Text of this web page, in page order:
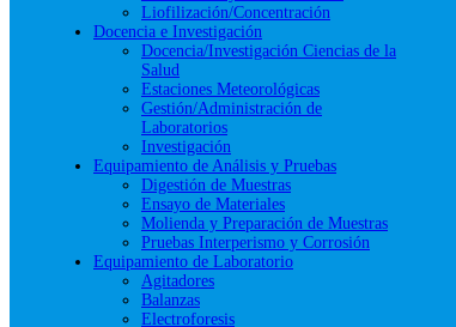
Liofilización/Concentración
Docencia e Investigación
Docencia/Investigación Ciencias de la
Salud
Estaciones Meteorológicas
Gestión/Administración de
Laboratorios
Investigación
Equipamiento de Análisis y Pruebas
Digestión de Muestras
Ensayo de Materiales
Molienda y Preparación de Muestras
Pruebas Interperismo y Corrosión
Equipamiento de Laboratorio
Agitadores
Balanzas
Electroforesis